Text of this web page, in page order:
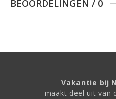
BEOORDELINGEN / 0
Vakantie bij
maakt deel uit van